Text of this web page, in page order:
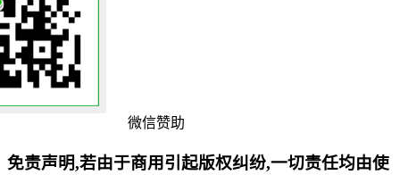
微信赞助
免责声明,若由于商用引起版权纠纷,一切责任均由使